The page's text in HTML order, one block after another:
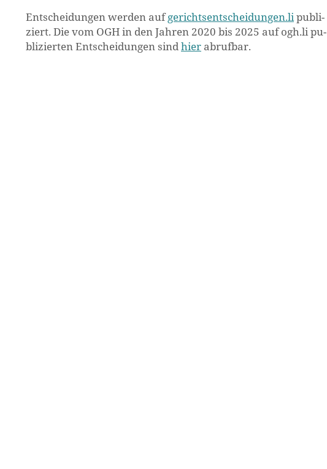
Ent­schei­dun­gen wer­den aufge­richts­ent­schei­dun­gen.lipu­bli­
ziert. Die vom OGH in den Jah­ren 2020 bis 2025 auf ogh.​li pu­
bli­zier­ten Ent­schei­dun­gen sindhier ab­ruf­bar.